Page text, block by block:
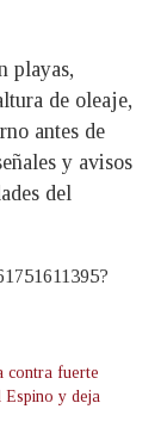
playas,
de oleaje,
antes de
y avisos
del
contra fuerte
y deja